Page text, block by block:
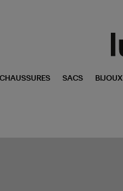
CHAUSSURES SACS BIJOUX